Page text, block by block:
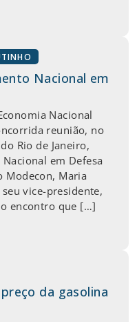
Nacional em
Nacional
reunião, no
Rio de Janeiro,
em Defesa
Modecon, Maria
vice-presidente,
encontro que […]
da gasolina